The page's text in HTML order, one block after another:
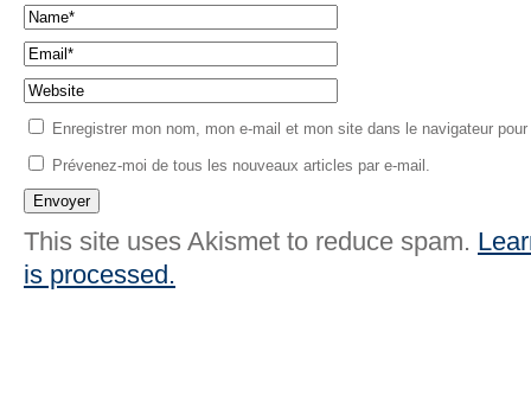
Enregistrer mon nom, mon e-mail et mon site dans le navigateur
Prévenez-moi de tous les nouveaux articles par e-mail.
This site uses Akismet to reduce spam.
is processed.